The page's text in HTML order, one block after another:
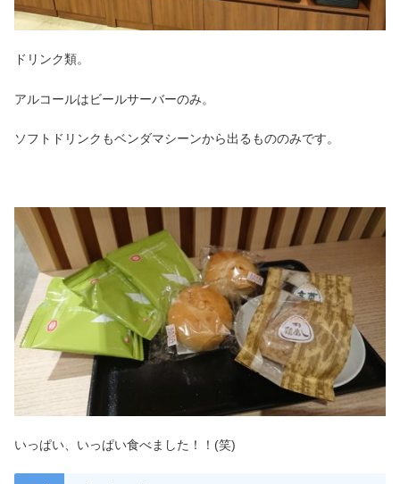
ドリンク類。
アルコールはビールサーバーのみ。
ソフトドリンクもベンダマシーンから出るもののみです。
いっぱい、いっぱい食べました！！(笑)